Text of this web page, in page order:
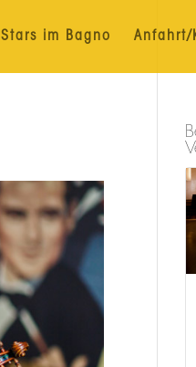
Stars im Bagno Anfahrt/